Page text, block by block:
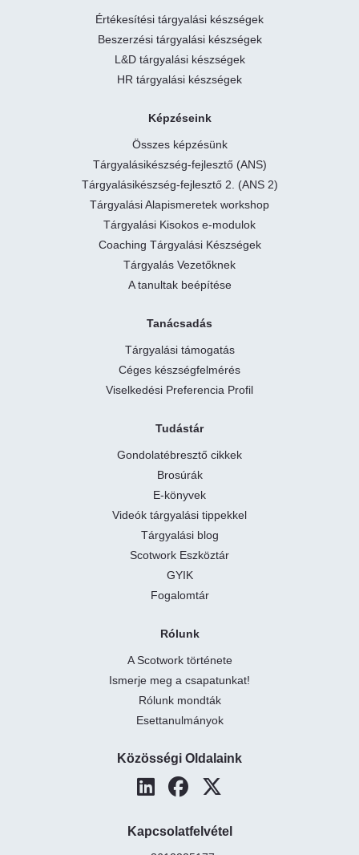
Értékesítési tárgyalási készségek
Beszerzési tárgyalási készségek
L&D tárgyalási készségek
HR tárgyalási készségek
Képzéseink
Összes képzésünk
Tárgyalásikészség-fejlesztő (ANS)
Tárgyalásikészség-fejlesztő 2. (ANS 2)
Tárgyalási Alapismeretek workshop
Tárgyalási Kisokos e-modulok
Coaching Tárgyalási Készségek
Tárgyalás Vezetőknek
A tanultak beépítése
Tanácsadás
Tárgyalási támogatás
Céges készségfelmérés
Viselkedési Preferencia Profil
Tudástár
Gondolatébresztő cikkek
Brosúrák
E-könyvek
Videók tárgyalási tippekkel
Tárgyalási blog
Scotwork Eszköztár
GYIK
Fogalomtár
Rólunk
A Scotwork története
Ismerje meg a csapatunkat!
Rólunk mondták
Esettanulmányok
Közösségi Oldalaink
Kapcsolatfelvétel